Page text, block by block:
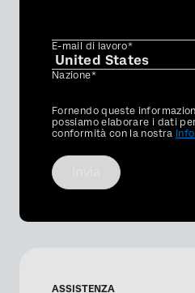
E-mail di lavoro*
Nazione*
Privacy
Optin
Fornendo queste
possiamo elaborare i dati
conformità con la nostra
ASSISTENZA